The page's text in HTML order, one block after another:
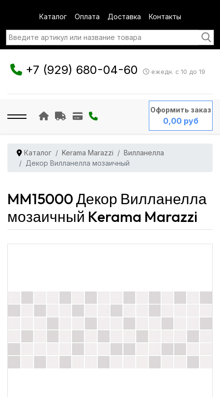
Каталог Оплата Доставка Контакты
+7 (929) 680-04-60 ежедн. с 10 до 19
Оформить заказ
0,00 руб
Каталог Kerama Marazzi
Вилланелла
Декор Вилланелла мозаичный
MM15000 Декор Вилланелла
мозаичный Kerama Marazzi